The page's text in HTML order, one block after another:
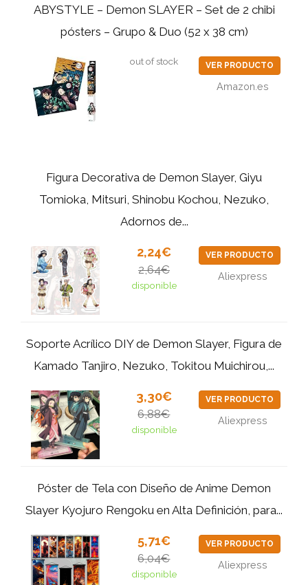
ABYSTYLE – Demon SLAYER – Set de 2 chibi
pósters – Grupo & Duo (52 x 38 cm)
out of stock VER PRODUCTO
Amazon.es
Figura Decorativa de Demon Slayer, Giyu
Tomioka, Mitsuri, Shinobu Kochou, Nezuko,
Adornos de...
2,24€
2,64€
disponible
VER PRODUCTO
Aliexpress
Soporte Acrílico DIY de Demon Slayer, Figura de
Kamado Tanjiro, Nezuko, Tokitou Muichirou,...
3,30€
6,88€
disponible
VER PRODUCTO
Aliexpress
Póster de Tela con Diseño de Anime Demon
Slayer Kyojuro Rengoku en Alta Definición, para...
5,71€
6,04€
disponible
VER PRODUCTO
Aliexpress